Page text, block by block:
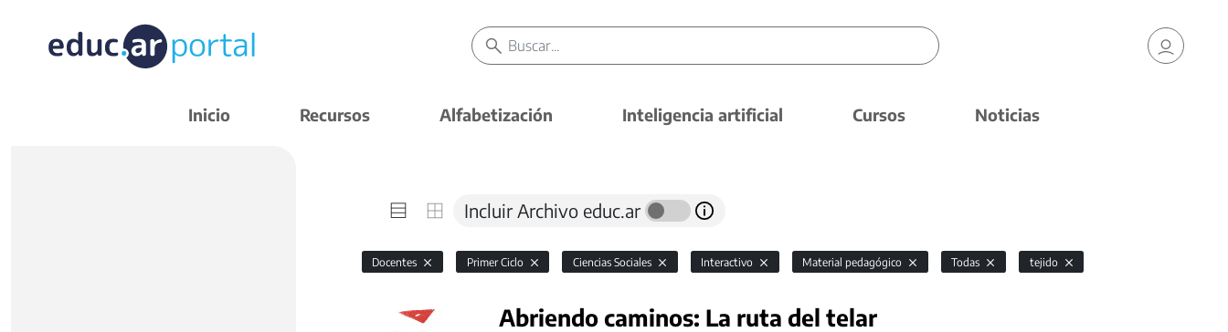
Inicio Recursos Alfabetización Inteligencia artificial Cursos Noticias
Incluir Archivo educ.ar
Docentes Primer Ciclo Ciencias Sociales Interactivo Material pedagógico Todas tejido
Abriendo caminos: La ruta del telar